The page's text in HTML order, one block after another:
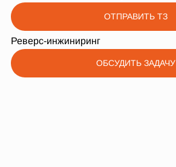
ОТПРАВИТЬ ТЗ
Реверс-инжиниринг
ОБСУДИТЬ ЗАДАЧУ